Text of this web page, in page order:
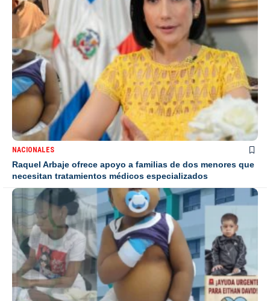
NACIONALES
Raquel Arbaje ofrece apoyo a familias de dos menores que
necesitan tratamientos médicos especializados